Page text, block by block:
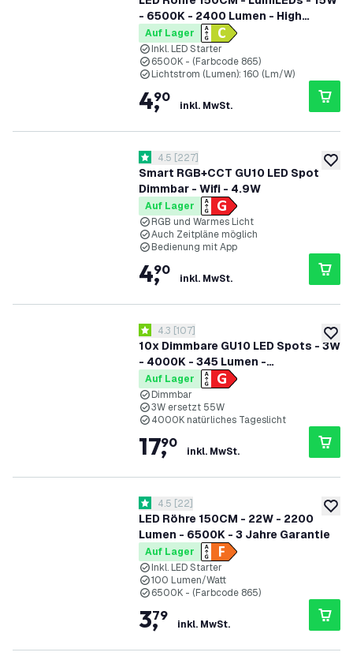
- 6500K - 2400 Lumen - High
Efficiency
Auf Lager
Inkl. LED Starter
6500K - (Farbcode 865)
Lichtstrom (Lumen): 160 (Lm/W)
4,
90
inkl. MwSt.
zur
Smart RGB+CCT GU10 LED Spot
Dimmbar - Wifi - 4.9W
Bewertungsbereich öffnen
4.5 Bewertungssterne
4.5 [227]
Auf Lager
RGB und Warmes Licht
Auch Zeitpläne möglich
Bedienung mit App
4,
90
inkl. MwSt.
zur
10x Dimmbare GU10 LED Spots - 3W
- 4000K - 345 Lumen -
Vorteilspackung
Bewertungsbereich öffnen
4.3 Bewertungssterne
4.3 [107]
Auf Lager
Dimmbar
3W ersetzt 55W
4000K natürliches Tageslicht
17,
90
inkl. MwSt.
zur
LED Röhre 150CM - 22W - 2200
Lumen - 6500K - 3 Jahre Garantie
Bewertungsbereich öffnen
4.5 Bewertungssterne
4.5 [22]
Auf Lager
Inkl. LED Starter
100 Lumen/Watt
6500K - (Farbcode 865)
3,
79
inkl. MwSt.